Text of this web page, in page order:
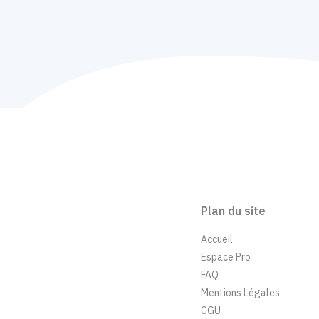
Plan du site
Accueil
Espace Pro
FAQ
Mentions Légales
CGU